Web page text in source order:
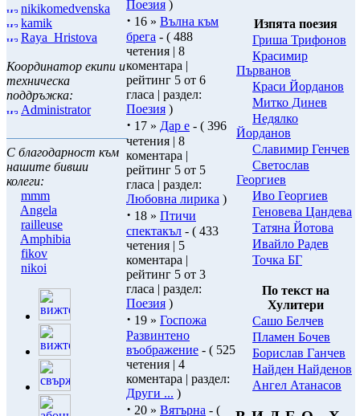
nikikomedvenska
kamik
Raya_Hristova
Координатор екипи и
техническа
поддръжка:
Administrator
С благодарност към
нашите бивши
колеги:
mmm
Angela
railleuse
Amphibia
fikov
nikoi
Поезия )
· 16 » Вълна към
брега - ( 488
четения | 8
коментара |
рейтинг 5 от 6
гласа | раздел:
Поезия )
· 17 » Дар е - ( 396
четения | 8
коментара |
рейтинг 5 от 5
гласа | раздел:
Любовна лирика )
· 18 » Птичи
спектакъл - ( 433
четения | 5
коментара |
рейтинг 5 от 3
гласа | раздел:
Поезия )
· 19 » Госпожа
Развинтено
въображение - ( 525
четения | 4
коментара | раздел:
Други ... )
· 20 » Вятърна - (
Изпята поезия
Гриша Трифонов
Красимир
Първанов
Краси Йорданов
Митко Динев
Нeдялко
Йорданов
Славимир Генчев
Светослав
Георгиев
Иво Георгиев
Геновева Цандева
Татяна Йотова
Ивайло Радев
Точка БГ
По текст на
Хулитери
Сашо Белчев
Пламен Бочев
Борислав Ганчев
Найден Найденов
Ангел Атанасов